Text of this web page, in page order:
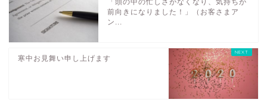
前向きになりました！」（お客さまア
ン...
寒中お見舞い申し上げます